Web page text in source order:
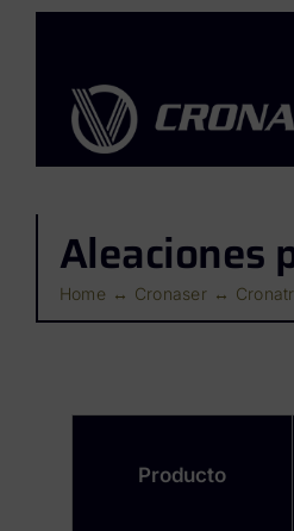
Saltar
contenido
Aleaciones
Home Cronaser
Producto